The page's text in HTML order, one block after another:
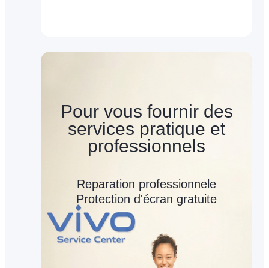
Pour vous fournir des
services pratique et
professionnels
Reparation professionnele
Protection d'écran gratuite